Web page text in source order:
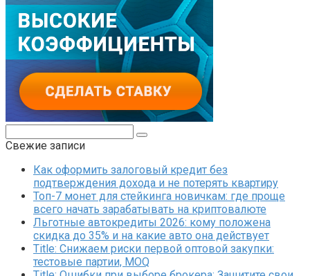
Свежие записи
Как оформить залоговый кредит без
подтверждения дохода и не потерять квартиру
Топ-7 монет для стейкинга новичкам: где проще
всего начать зарабатывать на криптовалюте
Льготные автокредиты 2026: кому положена
скидка до 35% и на какие авто она действует
Title: Снижаем риски первой оптовой закупки:
тестовые партии, MOQ